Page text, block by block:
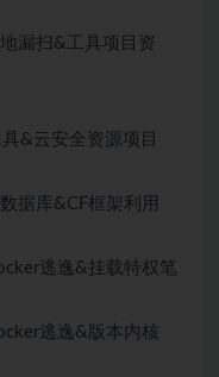
漏扫&工具项目资
&云安全资源项目
据库&CF框架利用
逃逸&挂载特权笔
逃逸&版本内核